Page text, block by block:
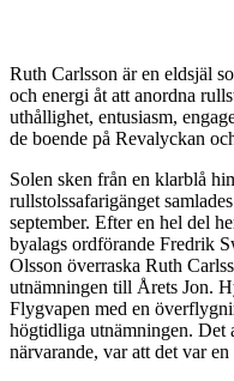
Ruth Carlsson är en eldsjäl
och energi åt att anordna
uthållighet, entusiasm,
de boende på Revalyckan
Solen sken från en klarblå
rullstolssafarigänget
september. Efter en hel del
byalags ordförande Fredrik
Olsson överraska Ruth
utnämningen till Årets Jon.
Flygvapen med en
högtidliga utnämningen. Det
närvarande, var att det var